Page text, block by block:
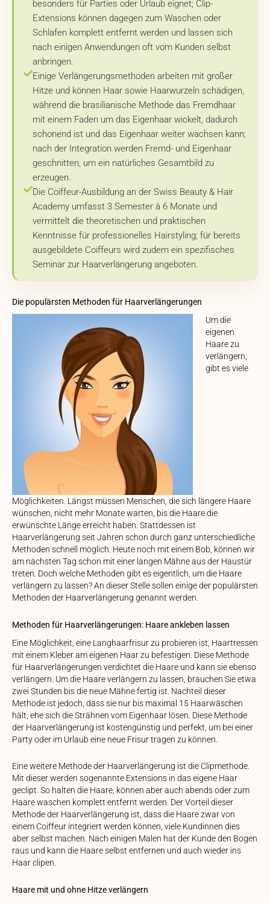
besonders für Parties oder Urlaub eignet; Clip-
Extensions können dagegen zum Waschen oder
Schlafen komplett entfernt werden und lassen sich
nach einigen Anwendungen oft vom Kunden selbst
anbringen.
Einige Verlängerungsmethoden arbeiten mit großer
Hitze und können Haar sowie Haarwurzeln schädigen,
während die brasilianische Methode das Fremdhaar
mit einem Faden um das Eigenhaar wickelt, dadurch
schonend ist und das Eigenhaar weiter wachsen kann;
nach der Integration werden Fremd- und Eigenhaar
geschnitten, um ein natürliches Gesamtbild zu
erzeugen.
Die Coiffeur-Ausbildung an der Swiss Beauty & Hair
Academy umfasst 3 Semester à 6 Monate und
vermittelt die theoretischen und praktischen
Kenntnisse für professionelles Hairstyling; für bereits
ausgebildete Coiffeurs wird zudem ein spezifisches
Seminar zur Haarverlängerung angeboten.
Die populärsten Methoden für Haarverlängerungen
Um die
eigenen
Haare zu
verlängern,
gibt es viele
Möglichkeiten. Längst müssen Menschen, die sich längere Haare
wünschen, nicht mehr Monate warten, bis die Haare die
erwünschte Länge erreicht haben. Stattdessen ist
Haarverlängerung seit Jahren schon durch ganz unterschiedliche
Methoden schnell möglich. Heute noch mit einem Bob, können wir
am nächsten Tag schon mit einer langen Mähne aus der Haustür
treten. Doch welche Methoden gibt es eigentlich, um die Haare
verlängern zu lassen? An dieser Stelle sollen einige der populärsten
Methoden der Haarverlängerung genannt werden.
Methoden für Haarverlängerungen: Haare ankleben lassen
Eine Möglichkeit, eine Langhaarfrisur zu probieren ist, Haartressen
mit einem Kleber am eigenen Haar zu befestigen. Diese Methode
für Haarverlängerungen verdichtet die Haare und kann sie ebenso
verlängern. Um die Haare verlängern zu lassen, brauchen Sie etwa
zwei Stunden bis die neue Mähne fertig ist. Nachteil dieser
Methode ist jedoch, dass sie nur bis maximal 15 Haarwäschen
hält, ehe sich die Strähnen vom Eigenhaar lösen. Diese Methode
der Haarverlängerung ist kostengünstig und perfekt, um bei einer
Party oder im Urlaub eine neue Frisur tragen zu können.
Eine weitere Methode der Haarverlängerung ist die Clipmethode.
Mit dieser werden sogenannte Extensions in das eigene Haar
geclipt. So halten die Haare, können aber auch abends oder zum
Haare waschen komplett entfernt werden. Der Vorteil dieser
Methode der Haarverlängerung ist, dass die Haare zwar von
einem Coiffeur integriert werden können, viele Kundinnen dies
aber selbst machen. Nach einigen Malen hat der Kunde den Bogen
raus und kann die Haare selbst entfernen und auch wieder ins
Haar clipen.
Haare mit und ohne Hitze verlängern